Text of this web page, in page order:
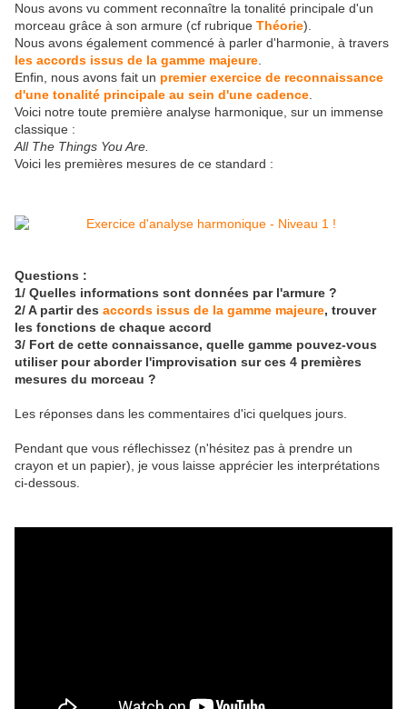
Nous avons vu comment reconnaître la tonalité principale d'un
morceau grâce à son armure (cf rubrique Théorie).
Nous avons également commencé à parler d'harmonie, à travers
les accords issus de la gamme majeure
Enfin, nous avons fait un premier exercice de reconnaissance
d'une tonalité principale au sein d'une cadence
Voici notre toute première analyse harmonique, sur un immense
classique :
All The Things You Are.
Voici les premières mesures de ce standard :
Questions :
1/ Quelles informations sont données par l'armure ?
2/ A partir des accords issus de la gamme majeure, trouver
les fonctions de chaque accord
3/ Fort de cette connaissance, quelle gamme pouvez-vous
utiliser pour aborder l'improvisation sur ces 4 premières
mesures du morceau ?
Les réponses dans les commentaires d'ici quelques jours.
Pendant que vous réflechissez (n'hésitez pas à prendre un
crayon et un papier), je vous laisse apprécier les interprétations
ci-dessous.